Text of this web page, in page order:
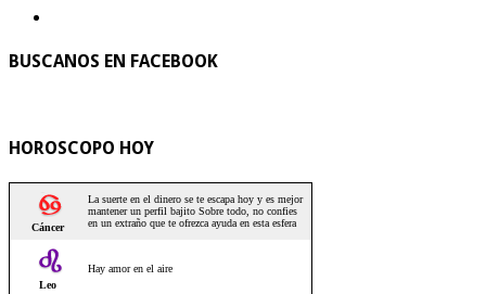
BUSCANOS EN FACEBOOK
HOROSCOPO HOY